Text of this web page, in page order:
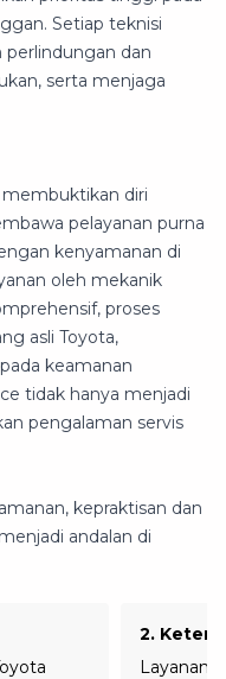
Setiap teknisi
dan
serta menjaga
diri
pelayanan purna
kenyamanan di
oleh mekanik
proses
asli Toyota,
keamanan
tidak hanya menjadi
pengalaman servis
kepraktisan dan
andalan di
2.
Layanan